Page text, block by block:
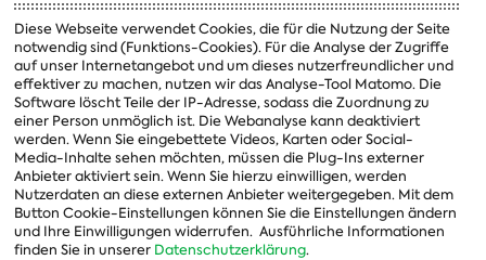
Vorsitzender
Vorstand
Arbeitsgruppen
Ausschussvorsitzende
Beauftragte
Landesgruppen
Organisation
Diese Webseite verwendet Cookies, die für die Nutzung der Seite
notwendig sind (Funktions-Cookies). Für die Analyse der Zugriffe
auf unser Internetangebot und um dieses nutzerfreundlicher und
effektiver zu machen, nutzen wir das Analyse-Tool Matomo. Die
Software löscht Teile der IP-Adresse, sodass die Zuordnung zu
einer Person unmöglich ist. Die Webanalyse kann deaktiviert
werden. Wenn Sie eingebettete Videos, Karten oder Social-
Media-Inhalte sehen möchten, müssen die Plug-Ins externer
Anbieter aktiviert sein. Wenn Sie hierzu einwilligen, werden
Nutzerdaten an diese externen Anbieter weitergegeben. Mit dem
Button Cookie-Einstellungen können Sie die Einstellungen ändern
und Ihre Einwilligungen widerrufen. Ausführliche Informationen
finden Sie in unserer Datenschutzerklärung.